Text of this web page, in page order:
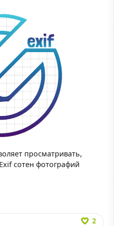
просматривать,
сотен фотографий
2